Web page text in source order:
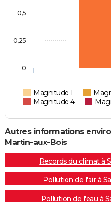
Magnitude 1
Magnitude 4
0
0,25
0,5
Autres informations
Martin-aux-Bois
Records du climat à
Pollution de l'air à
Pollution de l'eau à